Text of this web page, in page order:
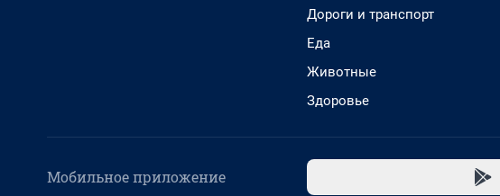
Дороги и транспорт
Еда
Животные
Здоровье
Мобильное приложение